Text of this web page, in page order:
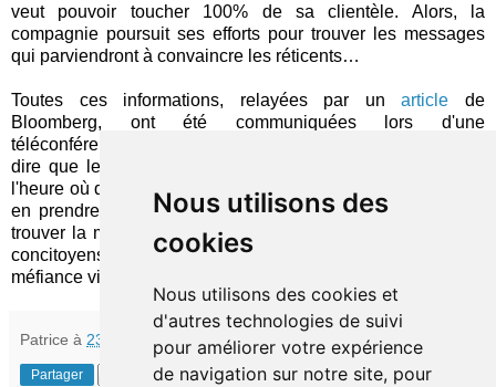
Nous utilisons des
cookies
Nous utilisons des cookies et
d'autres technologies de suivi
pour améliorer votre expérience
de navigation sur notre site, pour
veut pouvoir toucher 100% de sa clientèle. Alors, la
compagnie poursuit ses efforts pour trouver les messages
qui parviendront à convaincre les réticents…
Toutes ces informations, relayées par unarticle de
Bloomberg, ont été communiquées lors d'une
téléconférence sur les résultats de la compagnie : autant
dire que le sujet de l'UBI est vraiment
l'heure où quelques assureurs français commencent aussi à
en prendre conscience, il va devenir critique pour eux de
trouver la meilleure manière de présenter le concept à nos
concitoyens, qui, on le sait, sont champions du monde de la
méfiance vis-à-vis de la collecte de données…
Patrice à 23:16
Partager